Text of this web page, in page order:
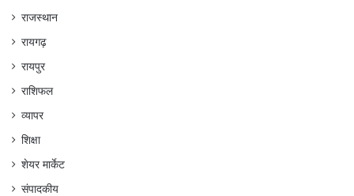
राजस्थान
रायगढ़
रायपुर
राशिफल
व्यापर
शिक्षा
शेयर मार्केट
संपादकीय